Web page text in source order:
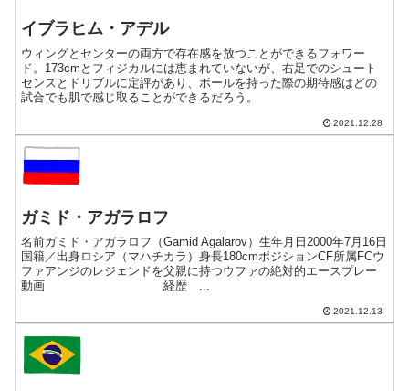
イブラヒム・アデル
ウィングとセンターの両方で存在感を放つことができるフォワー
ド。173cmとフィジカルには恵まれていないが、右足でのシュート
センスとドリブルに定評があり、ボールを持った際の期待感はどの
試合でも肌で感じ取ることができるだろう。
2021.12.28
ガミド・アガラロフ
名前ガミド・アガラロフ（Gamid Agalarov）生年月日2000年7月16日
国籍／出身ロシア（マハチカラ）身長180cmポジションCF所属FCウ
ファアンジのレジェンドを父親に持つウファの絶対的エースプレー
動画 経歴 ...
2021.12.13